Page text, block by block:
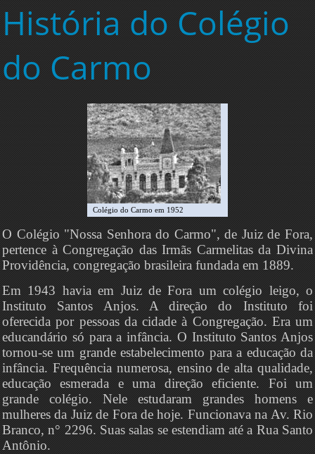
História do Colégio
do Carmo
Colégio do Carmo em 1952
O Colégio "Nossa Senhora do Carmo", de Juiz de Fora,
pertence à Congregação das Irmãs Carmelitas da Divina
Providência, congregação brasileira fundada em 1889.
Em 1943 havia em Juiz de Fora um colégio leigo, o
Instituto Santos Anjos. A direção do Instituto foi
oferecida por pessoas da cidade à Congregação. Era um
educandário só para a infância. O Instituto Santos Anjos
tornou-se um grande estabelecimento para a educação da
infância. Frequência numerosa, ensino de alta qualidade,
educação esmerada e uma direção eficiente. Foi um
grande colégio. Nele estudaram grandes homens e
mulheres da Juiz de Fora de hoje. Funcionava na Av. Rio
Branco, n° 2296. Suas salas se estendiam até a Rua Santo
Antônio.